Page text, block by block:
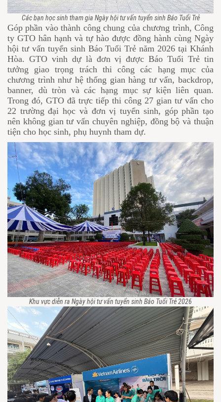
Các bạn học sinh tham gia Ngày hội tư vấn tuyển sinh Báo Tuổi Trẻ
Góp phần vào thành công chung của chương trình, Công
ty GTO hân hạnh và tự hào được đồng hành cùng Ngày
hội tư vấn tuyển sinh Báo Tuổi Trẻ năm 2026 tại Khánh
Hòa. GTO vinh dự là đơn vị được Báo Tuổi Trẻ tin
tưởng giao trọng trách thi công các hạng mục của
chương trình như hệ thống gian hàng tư vấn, backdrop,
banner, dù tròn và các hạng mục sự kiện liên quan.
Trong đó, GTO đã trực tiếp thi công 27 gian tư vấn cho
22 trường đại học và đơn vị tuyển sinh, góp phần tạo
nên không gian tư vấn chuyên nghiệp, đồng bộ và thuận
tiện cho học sinh, phụ huynh tham dự.
Khu vực diễn ra Ngày hội tư vấn tuyển sinh Báo Tuổi Trẻ 2026